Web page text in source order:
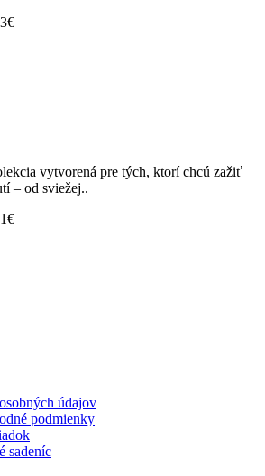
vytvorená pre tých, ktorí chcú zažiť
– od sviežej..
údajov
podmienky
sadeníc